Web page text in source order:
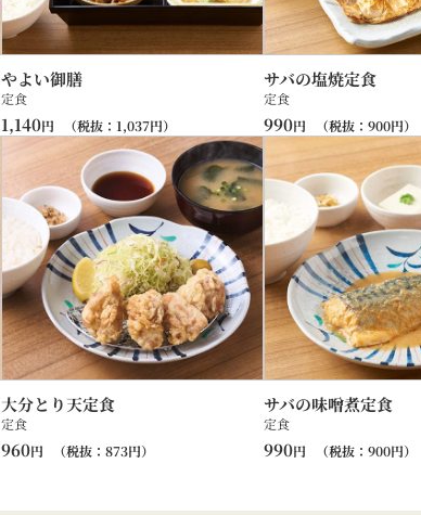
やよい御膳
定食
1,140円 （税抜： 1,037円）
サバの塩焼定食
定食
990円 （税抜： 900円）
大分とり天定食
定食
960円 （税抜： 873円）
サバの味噌煮定食
定食
990円 （税抜： 900円）